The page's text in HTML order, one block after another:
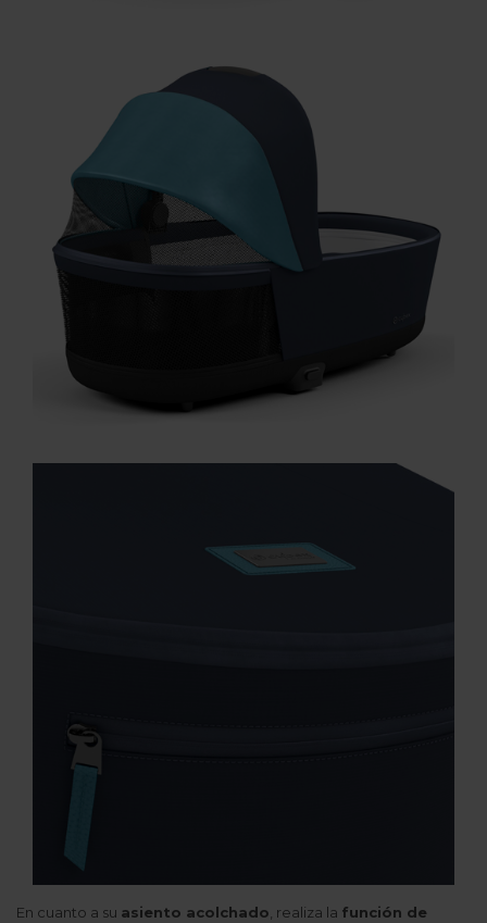
En cuanto a su asiento acolchado, realiza la función de